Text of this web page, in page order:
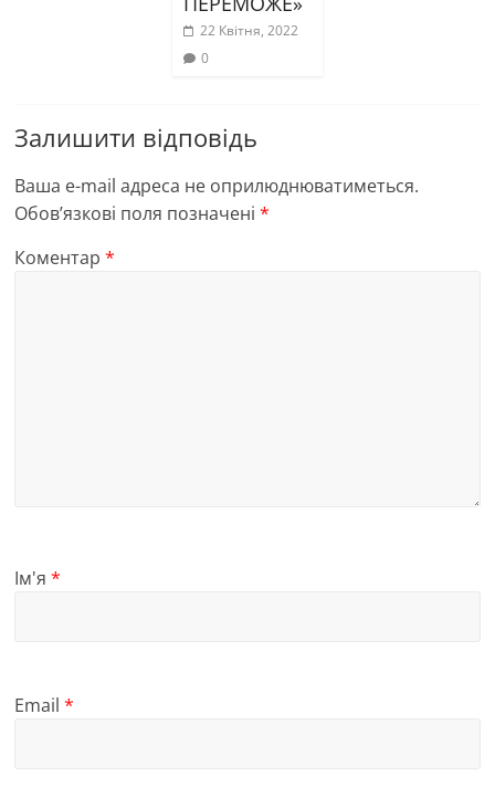
22 Квітня, 2022
0
Залишити відповідь
Ваша e-mail адреса не оприлюднюватиметься.
Обов’язкові поля позначені*
Коментар*
Ім'я*
Email*